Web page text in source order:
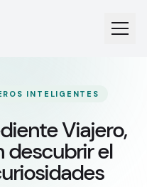
INTELIGENTES
Viajero,
descubrir el